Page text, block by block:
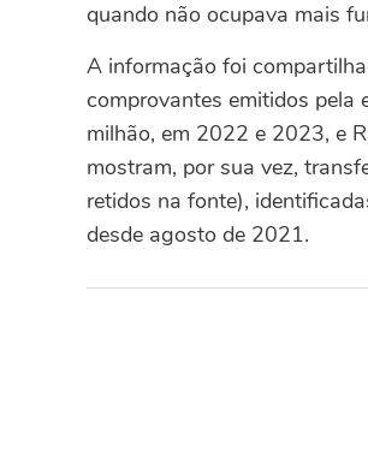
quando não ocupava mais
A informação foi
comprovantes emitidos pela
milhão, em 2022 e 2023, e
mostram, por sua vez,
retidos na fonte),
desde agosto de 2021.